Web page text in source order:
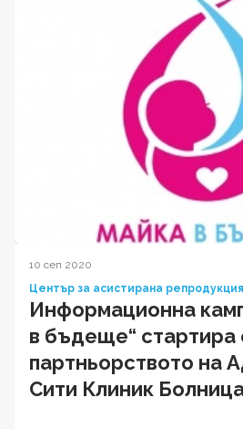
10 сеп 2020
Център за асистирана репродукция
Информационна
в бъдеще“ стартира
партньорството на
Сити Клиник